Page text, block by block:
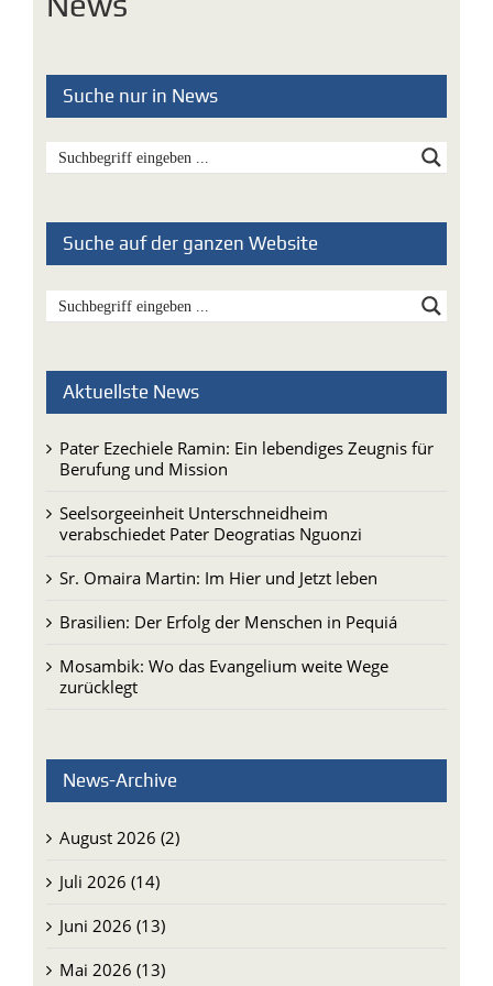
Suche nur in News
Suche auf der ganzen Website
Aktuellste News
Berufung und Mission
verabschiedet Pater Deogratias Nguonzi
Sr. Omaira Martin: Im Hier und Jetzt leben
Brasilien: Der Erfolg der Menschen in Pequiá
News-Archive
August 2026 (2)
Juli 2026 (14)
Juni 2026 (13)